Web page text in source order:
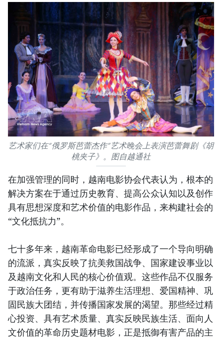
艺术家们在“俄罗斯芭蕾杰作”艺术晚会上表演芭蕾舞剧《胡
桃夹子》。图自越通社
在加强管理的同时，越南电影协会代表认为，根本的
解决方案在于通过历史教育、提高公众认知以及创作
具有思想深度和艺术价值的电影作品，来构建社会的
“文化抵抗力”。
七十多年来，越南革命电影已经形成了一个导向明确
的流派，真实反映了抗美救国战争、国家建设事业以
及越南文化和人民的核心价值观。这些作品不仅服务
于政治任务，更有助于滋养生活理想、爱国精神、巩
固民族大团结，并传播国家发展的渴望。那些经过精
心投资、具有艺术质量、真实反映民族生活、面向人
文价值的革命历史题材电影，正是抵御有害产品的主